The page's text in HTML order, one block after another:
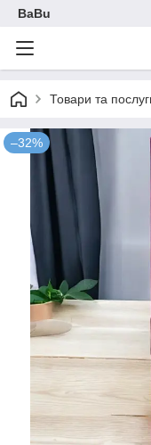
BaBu
Товари та
–32%